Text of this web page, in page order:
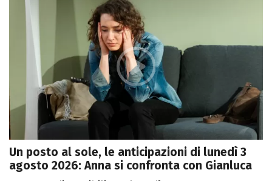
Un posto al sole, le anticipazioni di lunedì 3
agosto 2026: Anna si confronta con Gianluca